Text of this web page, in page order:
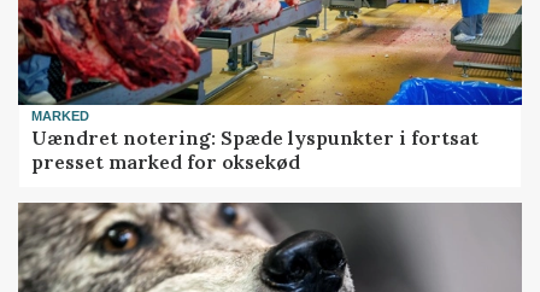
MARKED
Uændret notering: Spæde lyspunkter i fortsat
presset marked for oksekød